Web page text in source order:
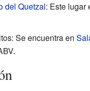
del Quetzal: Este lugar
Se encuentra en